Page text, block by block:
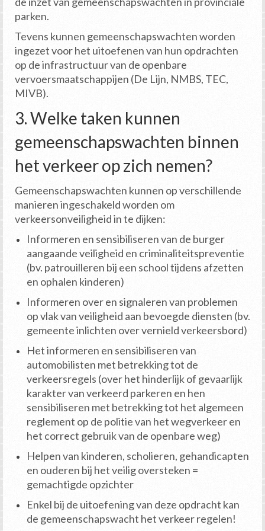
parken.
Tevens kunnen gemeenschapswachten worden
ingezet voor het uitoefenen van hun opdrachten
op de infrastructuur van de openbare
vervoersmaatschappijen (De Lijn, NMBS, TEC,
MIVB).
3. Welke taken kunnen
gemeenschapswachten binnen
het verkeer op zich nemen?
Gemeenschapswachten kunnen op verschillende
manieren ingeschakeld worden om
verkeersonveiligheid in te dijken:
Informeren en sensibiliseren van de burger
aangaande veiligheid en criminaliteitspreventie
(bv. patrouilleren bij een school tijdens afzetten
en ophalen kinderen)
Informeren over en signaleren van problemen
op vlak van veiligheid aan bevoegde diensten (bv.
gemeente inlichten over vernield verkeersbord)
Het informeren en sensibiliseren van
automobilisten met betrekking tot de
verkeersregels (over het hinderlijk of gevaarlijk
karakter van verkeerd parkeren en hen
sensibiliseren met betrekking tot het algemeen
reglement op de politie van het wegverkeer en
het correct gebruik van de openbare weg)
Helpen van kinderen, scholieren, gehandicapten
en ouderen bij het veilig oversteken =
gemachtigde opzichter
Enkel bij de uitoefening van deze opdracht kan
de gemeenschapswacht het verkeer regelen!